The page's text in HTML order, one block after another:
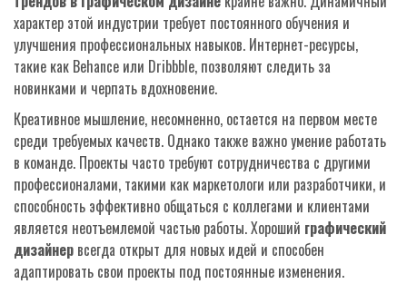
характер этой индустрии требует постоянного обучения и
улучшения профессиональных навыков. Интернет-ресурсы,
такие как Behance или Dribbble, позволяют следить за
новинками и черпать вдохновение.
Креативное мышление, несомненно, остается на первом месте
среди требуемых качеств. Однако также важно умение работать
в команде. Проекты часто требуют сотрудничества с другими
профессионалами, такими как маркетологи или разработчики, и
способность эффективно общаться с коллегами и клиентами
является неотъемлемой частью работы. Хороший графический
дизайнер всегда открыт для новых идей и способен
адаптировать свои проекты под постоянные изменения.